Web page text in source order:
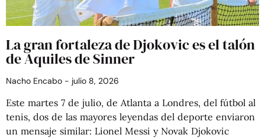
La gran fortaleza de Djokovic es el talón
de Aquiles de Sinner
Nacho Encabo julio 8, 2026
Este martes 7 de julio, de Atlanta a Londres, del fútbol al
tenis, dos de las mayores leyendas del deporte enviaron
un mensaje similar: Lionel Messi y Novak Djokovic